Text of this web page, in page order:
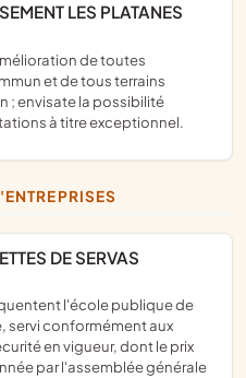
LES PLATANES
et de tous terrains
; envisate la possibilité
à titre exceptionnel.
DE SERVAS
servi conformément aux
en vigueur, dont le prix
par l'assemblée générale